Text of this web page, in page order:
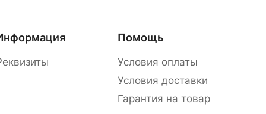
Помощь
Условия оплаты
Условия доставки
Гарантия на товар